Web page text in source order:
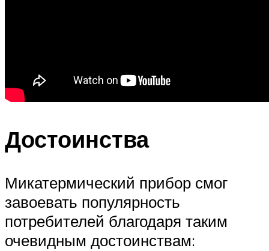
Достоинства
Микатермический прибор смог
завоевать популярность
потребителей благодаря таким
очевидным достоинствам: